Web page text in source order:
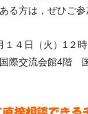
る方は，ぜひご参
４日（火）1２
際交流会館4階　